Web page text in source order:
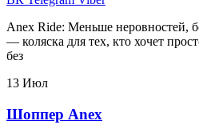
Anex Ride: Меньше неровностей,
— коляска для тех, кто хочет
без
13 Июл
Шоппер Anex